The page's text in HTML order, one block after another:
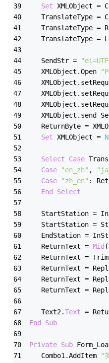
Set XMLObject =
TranslateType =
TranslateType =
TranslateType =
   SendStr =
   XMLObject.Open
XMLObject.send
ReturnByte =
Set XMLObject =
Select Case
Case
"en_zh" ,
Case
"zh_en" :
End
Select
StartStation =
StartStation =
EndStation =
   ReturnText =
Mid
ReturnText =
ReturnText =
ReturnText =
ReturnText =
   Text2.
Text =
End
Sub
Private Sub
   Combo1.AddItem
"